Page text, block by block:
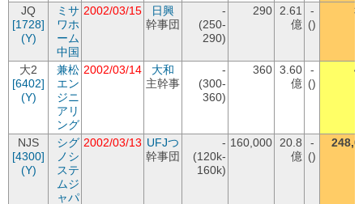
JQ
[1728]
(Y)
ミサ
ワホ
ーム
中国
2002/03/15
日興
幹事団
-
(250-
290)
290
2.61
億
-
()
大2
[6402]
(Y)
兼松
エン
ジニ
アリ
ング
2002/03/14
大和
主幹事
-
(300-
360)
360 3.60
億
-
()
NJS
[4300]
(Y)
シグ
ノシ
ステ
ムジ
ャパ
2002/03/13 UFJつ
幹事団
-
(120k-
160k)
160,000
20.8
億
-
()